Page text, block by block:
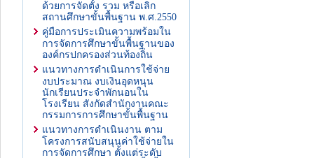
ด้วยการจัดตั้ง รวม หรือเลิก
สถานศึกษาขั้นพื้นฐาน พ.ศ.2550
คู่มือการประเมินความพร้อมใน
การจัดการศึกษาขั้นพื้นฐานของ
องค์กรปกครองส่วนท้องถิ่น
แนวทางการดำเนินการใช้จ่าย
งบประมาณ งบเงินอุดหนุน
นักเรียนประจำพักนอนใน
โรงเรียน สังกัดสำนักงานคณะ
กรรมการการศึกษาขั้นพื้นฐาน
แนวทางการดำเนินงาน ตาม
โครงการสนับสนุนค่าใช้จ่ายใน
การจัดการศึกษา ตั้งแต่ระดับ